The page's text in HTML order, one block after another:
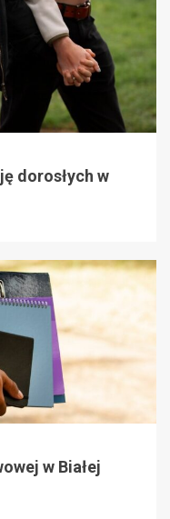
dorosłych w
w Białej